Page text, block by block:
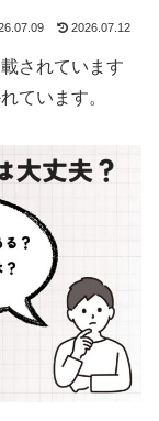
2026.07.12
されています
ています。